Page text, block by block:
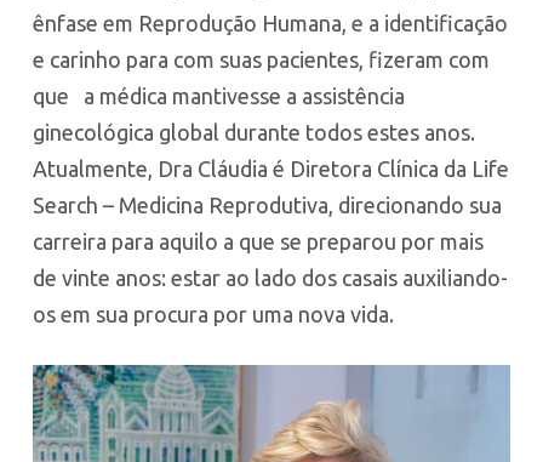
ênfase em Reprodução Humana, e a identificação
e carinho para com suas pacientes, fizeram com
que a médica mantivesse a assistência
ginecológica global durante todos estes anos.
Atualmente, Dra Cláudia é Diretora Clínica da Life
Search – Medicina Reprodutiva, direcionando sua
carreira para aquilo a que se preparou por mais
de vinte anos: estar ao lado dos casais auxiliando-
os em sua procura por uma nova vida.